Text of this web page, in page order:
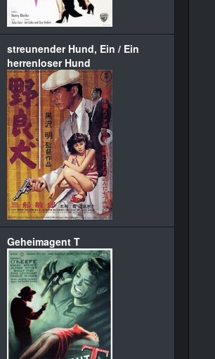
streunender Hund, Ein / Ein
herrenloser Hund
Geheimagent T